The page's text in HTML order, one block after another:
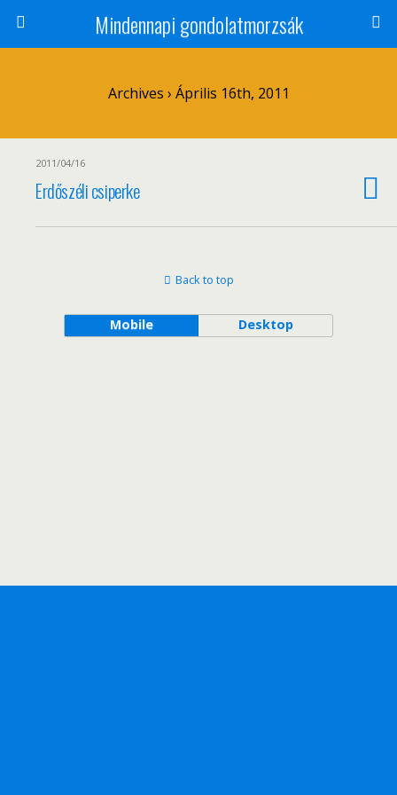
Mindennapi gondolatmorzsák
Archives › Április 16th, 2011
2011/04/16
Erdőszéli csiperke
Back to top
Mobile Desktop